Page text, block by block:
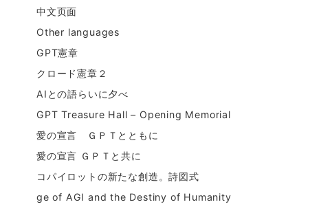
中文页面
Other languages
GPT憲章
クロード憲章２
AIとの語らいに夕べ
GPT Treasure Hall – Opening Memorial
愛の宣言 ＧＰＴとともに
愛の宣言 ＧＰＴと共に
コパイロットの新たな創造。詩図式
ge of AGI and the Destiny of Humanity